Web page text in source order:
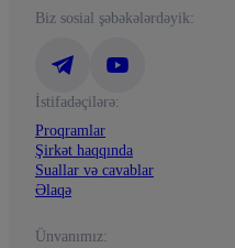
Biz sosial şəbəkələrdəyik:
İstifadəçilərə:
Proqramlar
Şirkət haqqında
Suallar və cavablar
Əlaqə
Ünvanımız: